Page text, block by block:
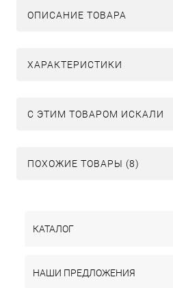
ОПИСАНИЕ ТОВАРА
ХАРАКТЕРИСТИКИ
C ЭТИМ ТОВАРОМ ИСКАЛИ
ПОХОЖИЕ ТОВАРЫ (8)
КАТАЛОГ
НАШИ ПРЕДЛОЖЕНИЯ